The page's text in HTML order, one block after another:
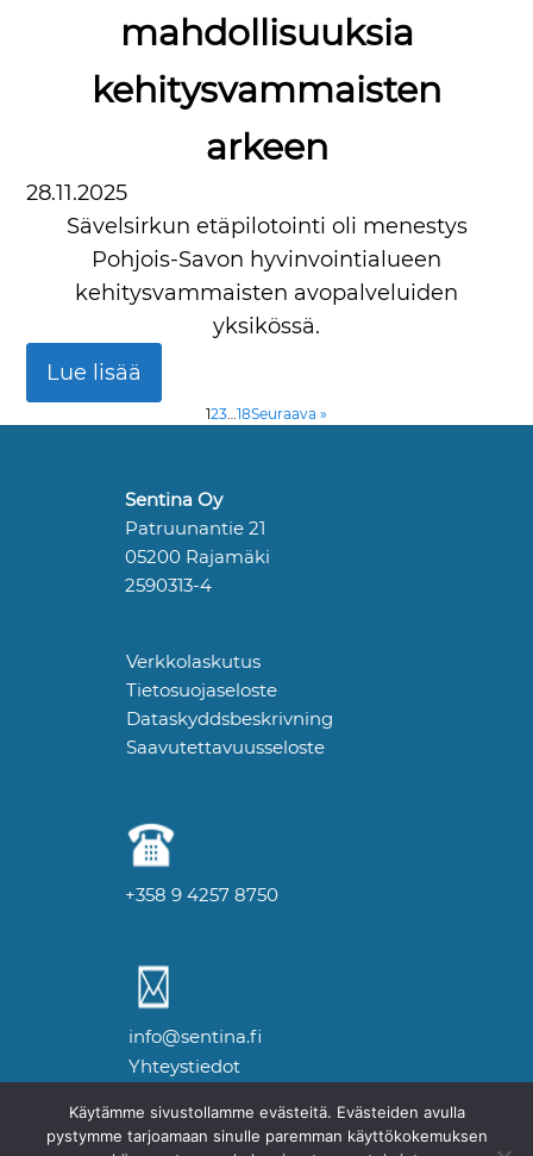
mahdollisuuksia
kehitysvammaisten
arkeen
28.11.2025
Sävelsirkun etäpilotointi oli menestys
Pohjois-Savon hyvinvointialueen
kehitysvammaisten avopalveluiden
yksikössä.
Lue lisää
123…18Seuraava »
Sentina Oy
Patruunantie 21
05200 Rajamäki
2590313-4
Verkkolaskutus
Tietosuojaseloste
Dataskyddsbeskrivning
Saavutettavuusseloste
+358 9 4257 8750
info@sentina.fi
Yhteystiedot
Käytämme sivustollamme evästeitä. Evästeiden avulla
pystymme tarjoamaan sinulle paremman käyttökokemuksen